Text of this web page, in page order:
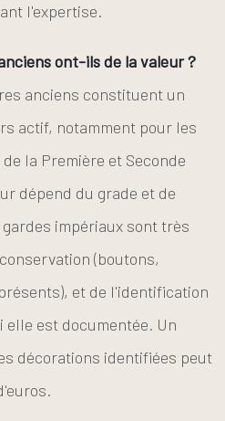
l'expertise.
ont-ils de la valeur ?
anciens constituent un
actif, notamment pour les
la Première et Seconde
dépend du grade et de
impériaux sont très
(boutons,
et de l'identification
est documentée. Un
décorations identifiées peut